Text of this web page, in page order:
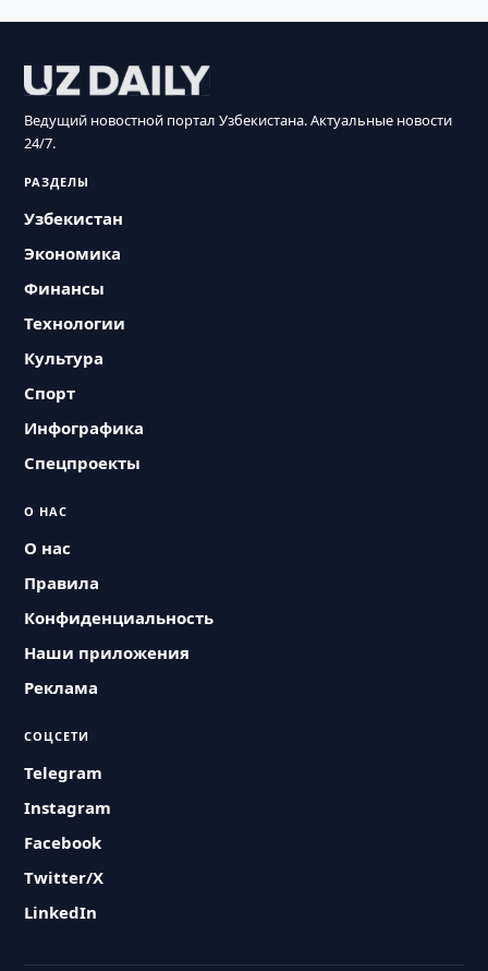
Ведущий новостной портал Узбекистана. Актуальные новости
24/7.
РАЗДЕЛЫ
Узбекистан
Экономика
Финансы
Технологии
Культура
Спорт
Инфографика
Спецпроекты
О НАС
О нас
Правила
Конфиденциальность
Наши приложения
Реклама
СОЦСЕТИ
Telegram
Instagram
Facebook
Twitter/X
LinkedIn